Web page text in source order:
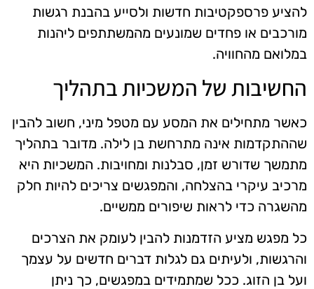
להציע פרספקטיבות חדשות ולסייע בהבנת רגשות
מורכבים או פחדים שמונעים מהמשתתפים ליהנות
במלואם מהחוויה.
החשיבות של המשכיות בתהליך
כאשר מתחילים את המסע עם מטפל מיני, חשוב להבין
שההתקדמות אינה מתרחשת בן לילה. מדובר בתהליך
מתמשך שדורש זמן, סבלנות ומחויבות. המשכיות היא
מרכיב עיקרי בהצלחה, והמפגשים צריכים להיות חלק
מהשגרה כדי לראות שיפורים ממשיים.
כל מפגש מציע הזדמנות להבין לעומק את הצרכים
והרגשות, ולעיתים גם לגלות דברים חדשים על עצמך
ועל בן הזוג. ככל שמתמידים במפגשים, כך ניתן